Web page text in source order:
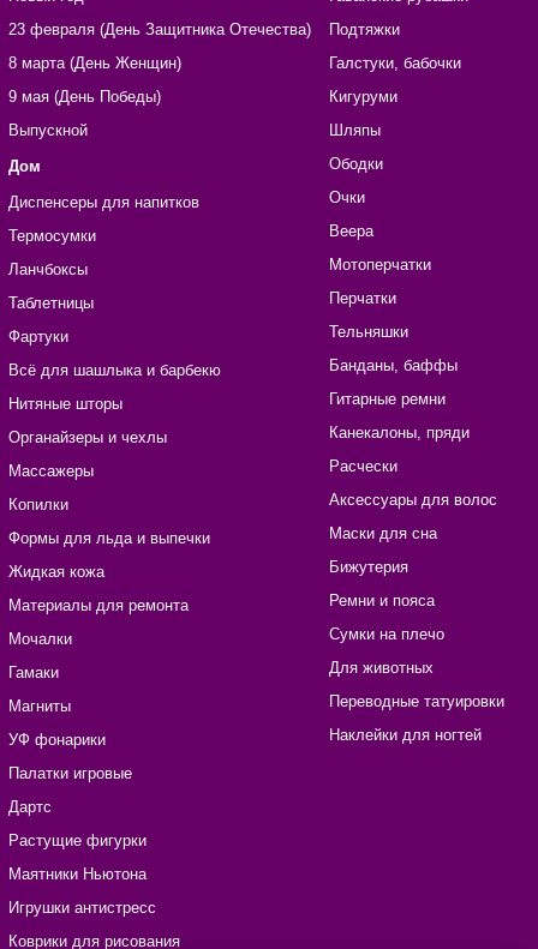
23 февраля (День Защитника Отечества)
8 марта (День Женщин)
9 мая (День Победы)
Выпускной
Дом
Диспенсеры для напитков
Термосумки
Ланчбоксы
Таблетницы
Фартуки
Всё для шашлыка и барбекю
Нитяные шторы
Органайзеры и чехлы
Массажеры
Копилки
Формы для льда и выпечки
Жидкая кожа
Материалы для ремонта
Мочалки
Гамаки
Магниты
УФ фонарики
Палатки игровые
Дартс
Растущие фигурки
Маятники Ньютона
Игрушки антистресс
Коврики для рисования
Подтяжки
Галстуки, бабочки
Кигуруми
Шляпы
Ободки
Очки
Веера
Мотоперчатки
Перчатки
Тельняшки
Банданы, баффы
Гитарные ремни
Канекалоны, пряди
Расчески
Аксессуары для волос
Маски для сна
Бижутерия
Ремни и пояса
Сумки на плечо
Для животных
Переводные татуировки
Наклейки для ногтей